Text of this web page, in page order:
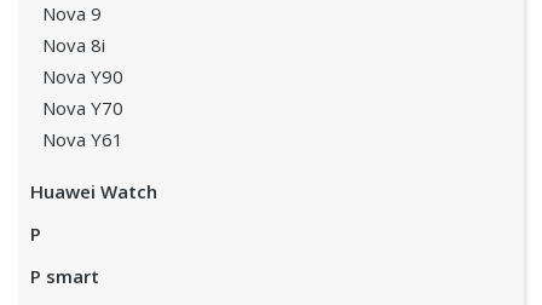
Nova 9
Nova 8i
Nova Y90
Nova Y70
Nova Y61
Huawei Watch
P
P smart